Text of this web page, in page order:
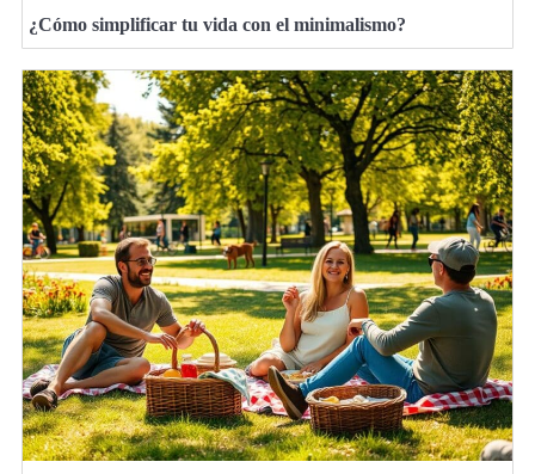
¿Cómo simplificar tu vida con el minimalismo?